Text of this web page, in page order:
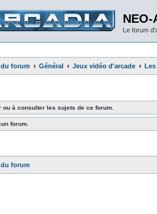
NEO-
Le forum
forum Général Jeux vidéo d'arcade
ou à consulter les sujets de ce forum.
forum.
forum